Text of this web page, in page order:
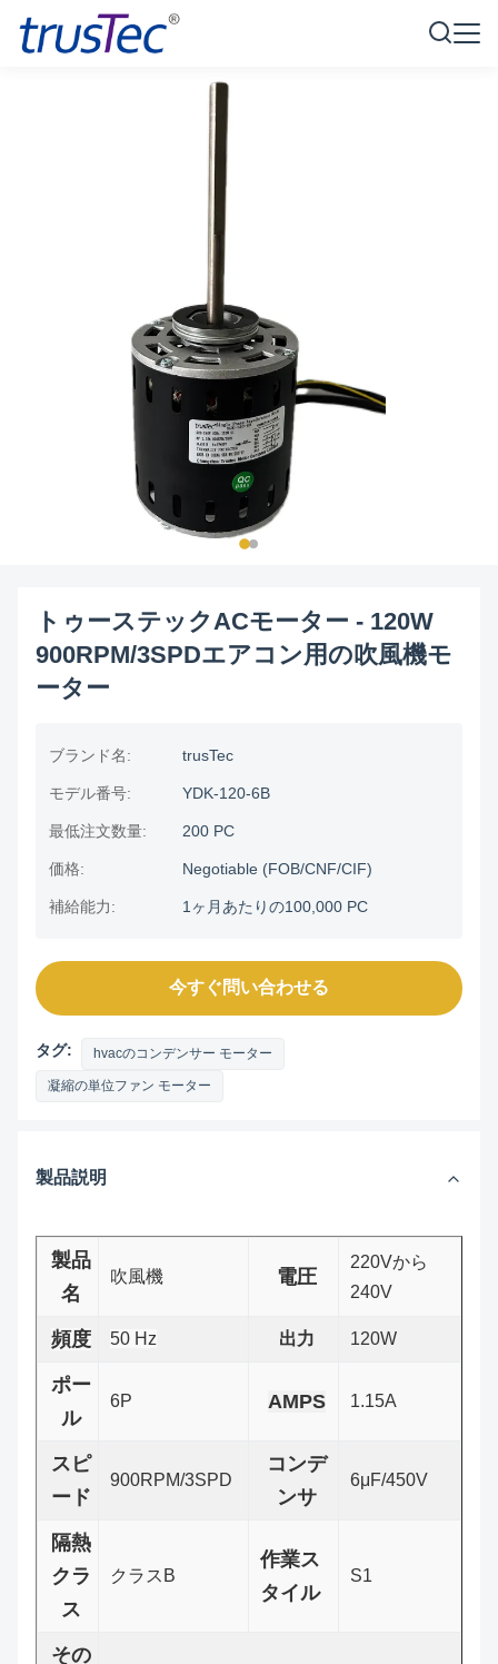
トゥーステックACモーター - 120W
900RPM/3SPDエアコン用の吹風機モ
ーター
ブランド名: trusTec
モデル番号: YDK-120-6B
最低注文数量: 200 PC
価格: Negotiable (FOB/CNF/CIF)
補給能力: 1ヶ月あたりの100,000 PC
今すぐ問い合わせる
タグ: hvacのコンデンサー モーター
凝縮の単位ファン モーター
製品説明
製品
名
吹風機 電圧
220Vから
240V
頻度 50 Hz 出力 120W
ポー
ル
6P AMPS 1.15A
スピ
ード
900RPM/3SPD
コンデ
ンサ
6μF/450V
隔熱
クラ
ス
クラスB
作業ス
タイル
S1
その